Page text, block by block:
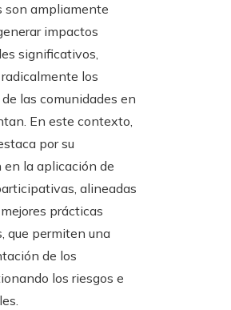
son ampliamente
impactos
significativos,
los
las comunidades en
En este contexto,
por su
la aplicación de
alineadas
prácticas
que permiten una
de los
los riesgos e